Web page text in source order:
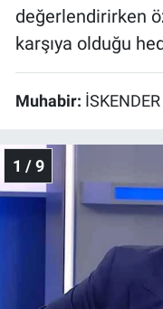
değerlendirirken
karşıya olduğu
Muhabir:
1 / 9